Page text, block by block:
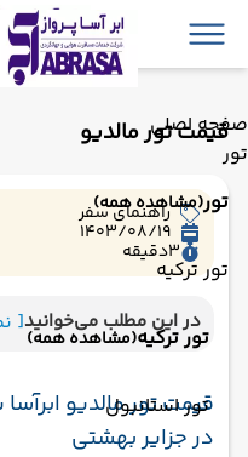
صفحه اصلی
تور
تور(مشاهده همه)
تور ترکیه
تور ترکیه(مشاهده همه)
تور استانبول
قیمت تور مالدیو
راهنمای سفر
1403/08/19
3دقیقه
در این مطلب می‌خوانید[
قیمت تور مالدیو ابرآسا
در جزایر بهشتی